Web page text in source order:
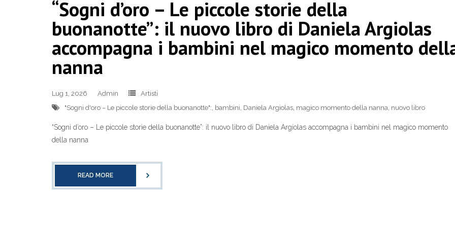
“Sogni d’oro – Le piccole storie della
buonanotte”: il nuovo libro di Daniela Argiolas
accompagna i bambini nel magico momento
nanna
Lug 1, 2026 Admin
Artisti
"Sogni d'oro – Le piccole storie della buonanotte":, bambini, Daniela Argiolas, magico momento della nanna, nuovo libro
“Sogni d’oro – Le piccole storie della buonanotte”: il nuovo libro di Daniela Argiolas accompagna i bambini nel magico momento
della nanna
READ MORE